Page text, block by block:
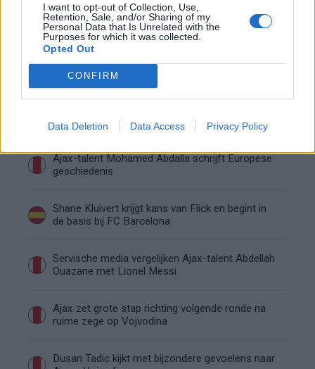
I want to opt-out of Collection, Use,
Retention, Sale, and/or Sharing of my
Personal Data that Is Unrelated with the
Purposes for which it was collected.
Opted Out
CONFIRM
Data Deletion Data Access Privacy Policy
Marcos Leonardo laat eerste indruk achter bij
Ajax: 'Hier gaan fans van genieten'
duels te zien
blijft cruciaal
Ajax-talent Mohamed Abdalla schrijft Europese
geschiedenis
Shane Kluivert krijgt kans van Flick en begint in
de basis bij FC Barcelona
Servische media vergelijken Ajax-talent Abdellah
Ouazane met Lionel Messi
Ajax zet grote stap richting volgende ronde na
ruime zege op Vojvodina
Dusan Tadic kijkt met bijzondere gevoelens naar